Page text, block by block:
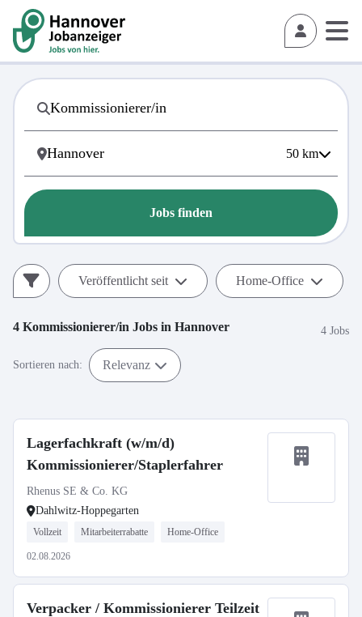
50 km
Jobs finden
Veröffentlicht seit Home-Office
4 Kommissionierer/in Jobs in Hannover 4 Jobs
Sortieren nach: Relevanz
Lagerfachkraft (w/m/d)
Kommissionierer/Staplerfahrer
Rhenus SE & Co. KG
Dahlwitz-Hoppegarten
Vollzeit Mitarbeiterrabatte Home-Office
02.08.2026
Verpacker / Kommissionierer Teilzeit